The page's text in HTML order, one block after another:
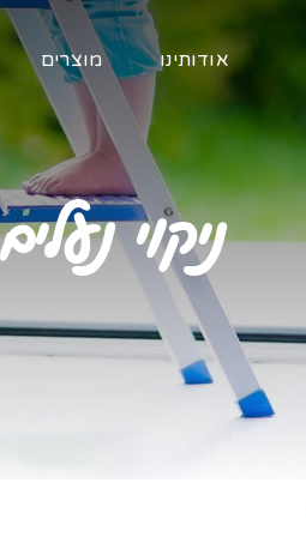
אודותינו מוצרים
ניקוי נעלים